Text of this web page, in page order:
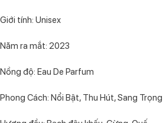
Giới tính: Unisex
Năm ra mắt: 2023
Nồng độ: Eau De Parfum
Phong Cách: Nổi Bật, Thu Hút, Sang Trọng